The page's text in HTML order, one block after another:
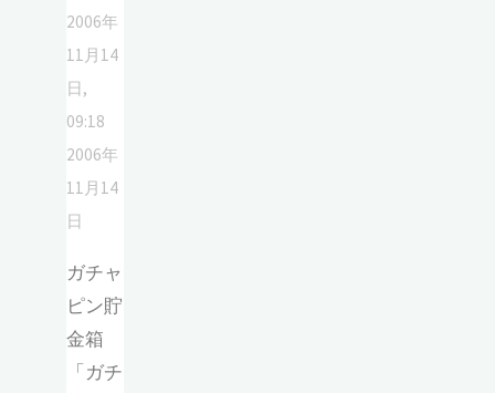
2006年
11月14
日,
09:18
2006年
11月14
日
ガチャ
ピン貯
金箱
「ガチ